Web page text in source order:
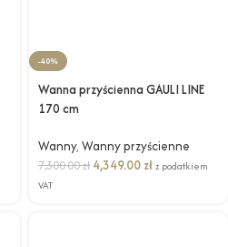
-40%
Wanna przyścienna GAULI LINE
170 cm
Wanny, Wanny przyścienne
7,300.00zł 4,349.00 złz podatkiem
VAT